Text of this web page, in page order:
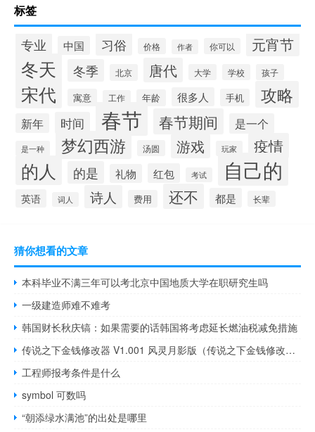
标签
专业 中国 习俗 价格 作者 你可以 元宵节
冬天 冬季 北京 唐代 大学 学校 孩子
宋代 寓意 工作 年龄 很多人 手机 攻略
新年 时间 春节 春节期间 是一个
是一种 梦幻西游 汤圆 游戏 玩家 疫情
的人 的是 礼物 红包 考试 自己的
英语 词人 诗人 费用 还不 都是 长辈
猜你想看的文章
本科毕业不满三年可以考北京中国地质大学在职研究生吗
一级建造师难不难考
韩国财长秋庆镐：如果需要的话韩国将考虑延长燃油税减免措施
传说之下金钱修改器 V1.001 风灵月影版（传说之下金钱修改器 V1.001 风灵月影版功能简介）
工程师报考条件是什么
symbol 可数吗
“朝添绿水满池”的出处是哪里